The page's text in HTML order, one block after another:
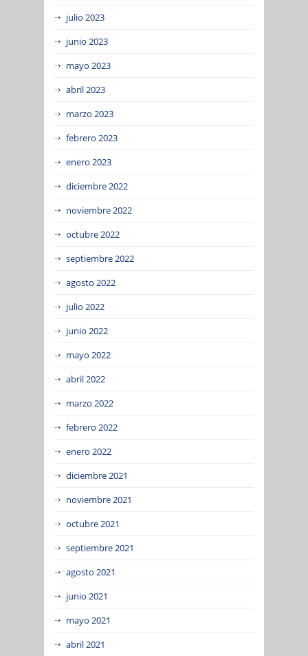
julio 2023
junio 2023
mayo 2023
abril 2023
marzo 2023
febrero 2023
enero 2023
diciembre 2022
noviembre 2022
octubre 2022
septiembre 2022
agosto 2022
julio 2022
junio 2022
mayo 2022
abril 2022
marzo 2022
febrero 2022
enero 2022
diciembre 2021
noviembre 2021
octubre 2021
septiembre 2021
agosto 2021
junio 2021
mayo 2021
abril 2021